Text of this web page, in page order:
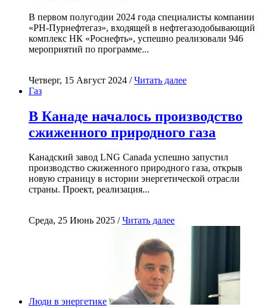
В первом полугодии 2024 года специалисты компании
«РН-Пурнефтегаз», входящей в нефтегазодобывающий
комплекс НК «Роснефть», успешно реализовали 946
мероприятий по программе...
Четверг, 15 Август 2024 /Читать далее
Газ
В Канаде началось производство
сжиженного природного газа
Канадский завод LNG Canada успешно запустил
производство сжиженного природного газа, открыв
новую страницу в истории энергетической отрасли
страны. Проект, реализация...
Среда, 25 Июнь 2025 /Читать далее
Люди в энергетике